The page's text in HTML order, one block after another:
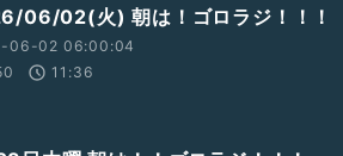
06/02(火) 朝は！ゴロラジ！！！
06-02 06:00:04
11:36